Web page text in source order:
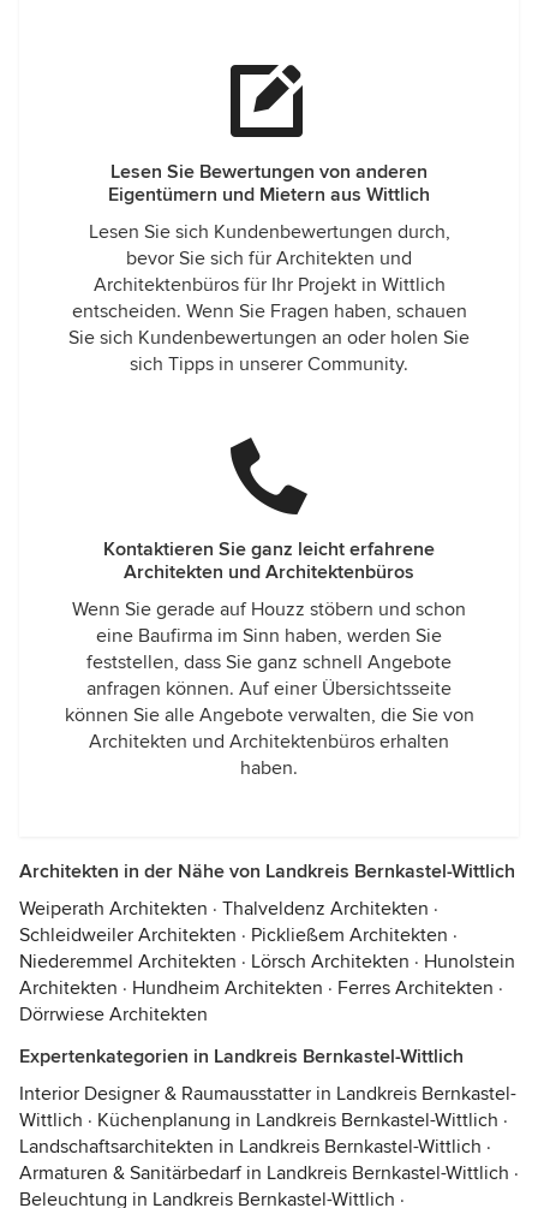
Lesen Sie Bewertungen von anderen
Eigentümern und Mietern aus Wittlich
Lesen Sie sich Kundenbewertungen durch,
bevor Sie sich für Architekten und
Architektenbüros für Ihr Projekt in Wittlich
entscheiden. Wenn Sie Fragen haben, schauen
Sie sich Kundenbewertungen an oder holen Sie
sich Tipps in unserer Community.
Kontaktieren Sie ganz leicht erfahrene
Architekten und Architektenbüros
Wenn Sie gerade auf Houzz stöbern und schon
eine Baufirma im Sinn haben, werden Sie
feststellen, dass Sie ganz schnell Angebote
anfragen können. Auf einer Übersichtsseite
können Sie alle Angebote verwalten, die Sie von
Architekten und Architektenbüros erhalten
haben.
Architekten in der Nähe von Landkreis Bernkastel-Wittlich
Weiperath Architekten · Thalveldenz Architekten ·
Schleidweiler Architekten · Pickließem Architekten ·
Niederemmel Architekten · Lörsch Architekten · Hunolstein
Architekten · Hundheim Architekten · Ferres Architekten ·
Dörrwiese Architekten
Expertenkategorien in Landkreis Bernkastel-Wittlich
Interior Designer & Raumausstatter in Landkreis Bernkastel-
Wittlich · Küchenplanung in Landkreis Bernkastel-Wittlich ·
Landschaftsarchitekten in Landkreis Bernkastel-Wittlich ·
Armaturen & Sanitärbedarf in Landkreis Bernkastel-Wittlich ·
Beleuchtung in Landkreis Bernkastel-Wittlich ·